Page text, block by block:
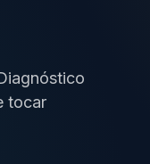
tocar